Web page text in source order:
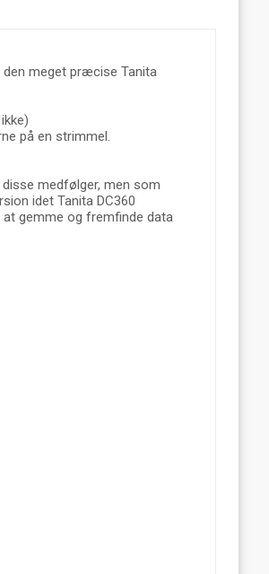
den meget præcise Tanita
på en strimmel.
medfølger, men som
idet Tanita DC360
gemme og fremfinde data